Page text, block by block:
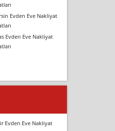
Evden Eve Nakliyat
Evden Eve Nakliyat
Evden Eve Nakliyat